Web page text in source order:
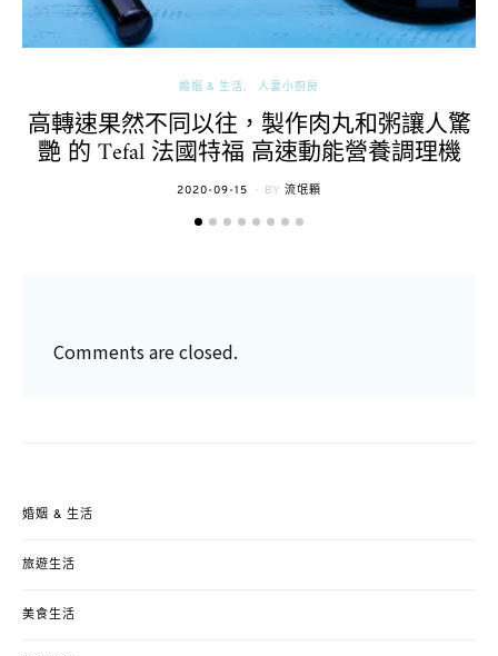
婚姻 & 生活 人妻小廚房
高轉速果然不同以往，製作肉丸和粥讓人驚
艷 的 Tefal 法國特福 高速動能營養調理機
POSTED
2020-09-15 BY 流氓顆
Comments are closed.
婚姻 & 生活
旅遊生活
美食生活